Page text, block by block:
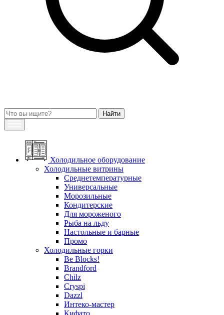
Холодильное оборудование
Холодильные витрины
Среднетемпературные
Универсальные
Морозильные
Кондитерские
Для мороженого
Рыба на льду
Настольные и барные
Промо
Холодильные горки
Be Blocks!
Brandford
Chilz
Cryspi
Dazzl
Интеко-мастер
Кифато